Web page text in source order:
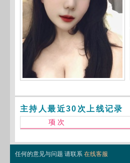
主持人最近30次上线记录
项 次
任何的意见与问题 请联系 在线客服